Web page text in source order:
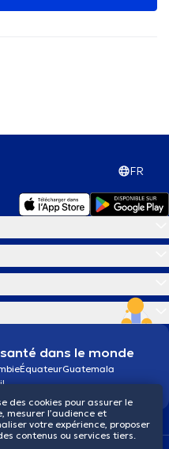
FR
dans le monde
ÉquateurGuatemala
des cookies pour assurer le
mesurer l’audience et
votre expérience, proposer
contenus ou services tiers.